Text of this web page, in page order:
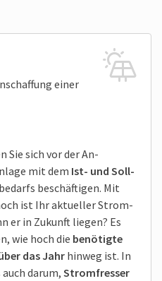
einer
Sie sich vor der An­
mit dem Ist- und Soll-
beschäftigen. Mit
ist Ihr aktueller Strom­
er in Zukunft liegen? Es
wie hoch die benötigte
das Jahrhinweg ist. In
darum, Strom­fresser